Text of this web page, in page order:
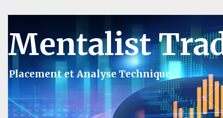
Mentalist
Placement et Analyse Technique